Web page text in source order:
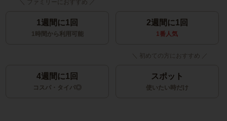
1週間に1回
1時間から利用可能
2週間に1回
1番人気
4週間に1回
コスパ・タイパ◎
スポット
使いたい時だけ